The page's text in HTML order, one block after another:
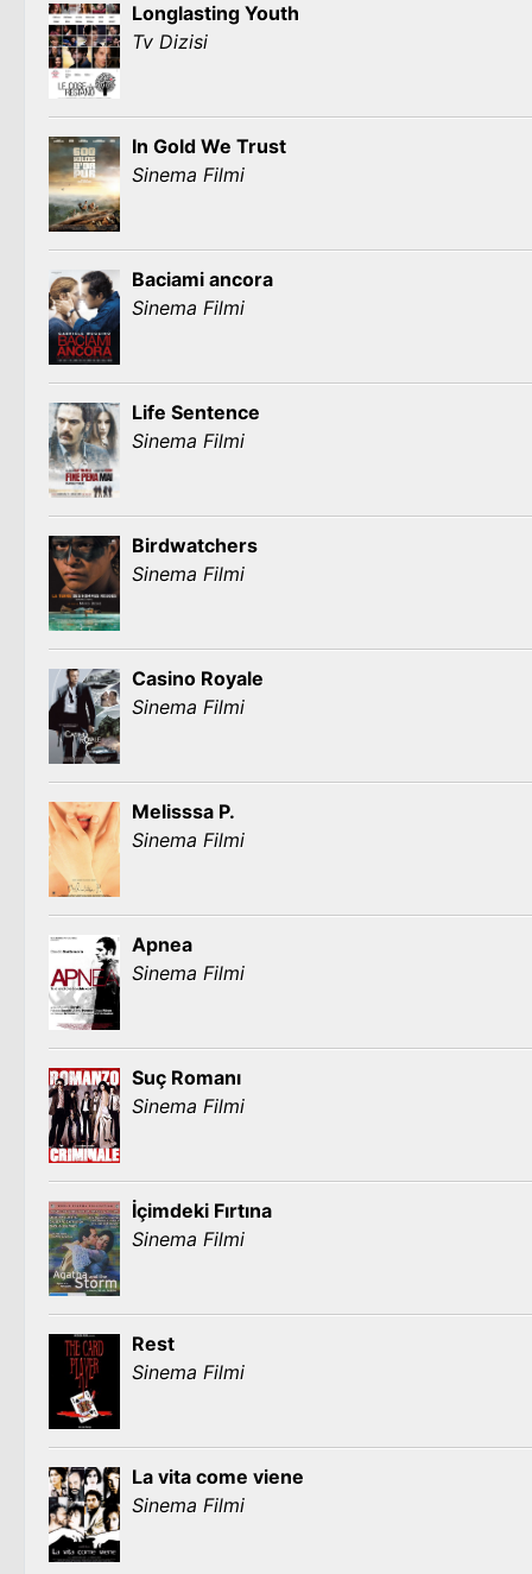
Longlasting Youth
Tv Dizisi
In Gold We Trust
Sinema Filmi
Baciami ancora
Sinema Filmi
Life Sentence
Sinema Filmi
Birdwatchers
Sinema Filmi
Casino Royale
Sinema Filmi
Melisssa P.
Sinema Filmi
Apnea
Sinema Filmi
Suç Romanı
Sinema Filmi
İçimdeki Fırtına
Sinema Filmi
Rest
Sinema Filmi
La vita come viene
Sinema Filmi